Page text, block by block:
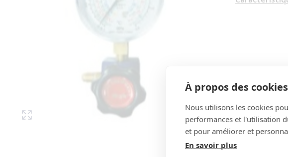
À propos des
Nous utilisons les cookies
performances et l'utilisation
et pour améliorer et
En savoir plus